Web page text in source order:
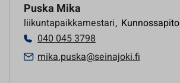
Puska Mika
liikuntapaikkamestari, Kunnossapito
040 045 3798
mika.puska@seinajoki.fi